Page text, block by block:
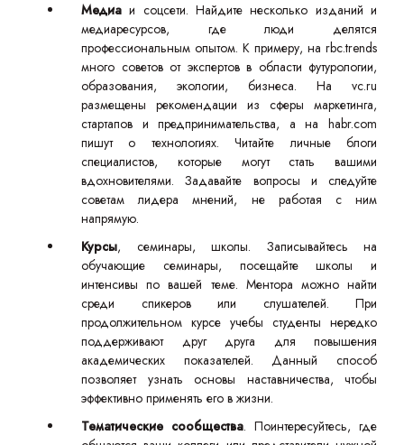
Медиаи соцсети. Найдите несколько изданий и
медиаресурсов, где люди делятся
профессиональным опытом. К примеру, на rbc.trends
много советов от экспертов в области футурологии,
образования, экологии, бизнеса. На vc.ru
размещены рекомендации из сферы маркетинга,
стартапов и предпринимательства, а на habr.com
пишут о технологиях. Читайте личные блоги
специалистов, которые могут стать вашими
вдохновителями. Задавайте вопросы и следуйте
советам лидера мнений, не работая с ним
напрямую.
Курсы, семинары, школы. Записывайтесь на
обучающие семинары, посещайте школы и
интенсивы по вашей теме. Ментора можно найти
среди спикеров или слушателей. При
продолжительном курсе учебы студенты нередко
поддерживают друг друга для повышения
академических показателей. Данный способ
позволяет узнать основы наставничества, чтобы
эффективно применять его в жизни.
Тематические сообщества. Поинтересуйтесь, где